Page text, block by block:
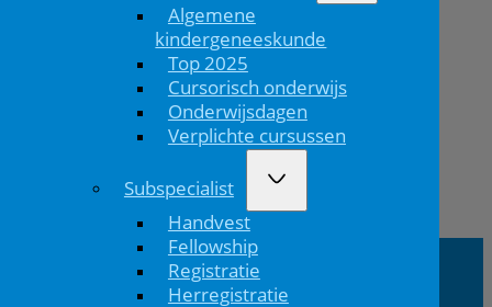
Algemene
kindergeneeskunde
Top 2025
Cursorisch onderwijs
Onderwijsdagen
Verplichte cursussen
Subspecialist
Handvest
Fellowship
Registratie
Herregistratie